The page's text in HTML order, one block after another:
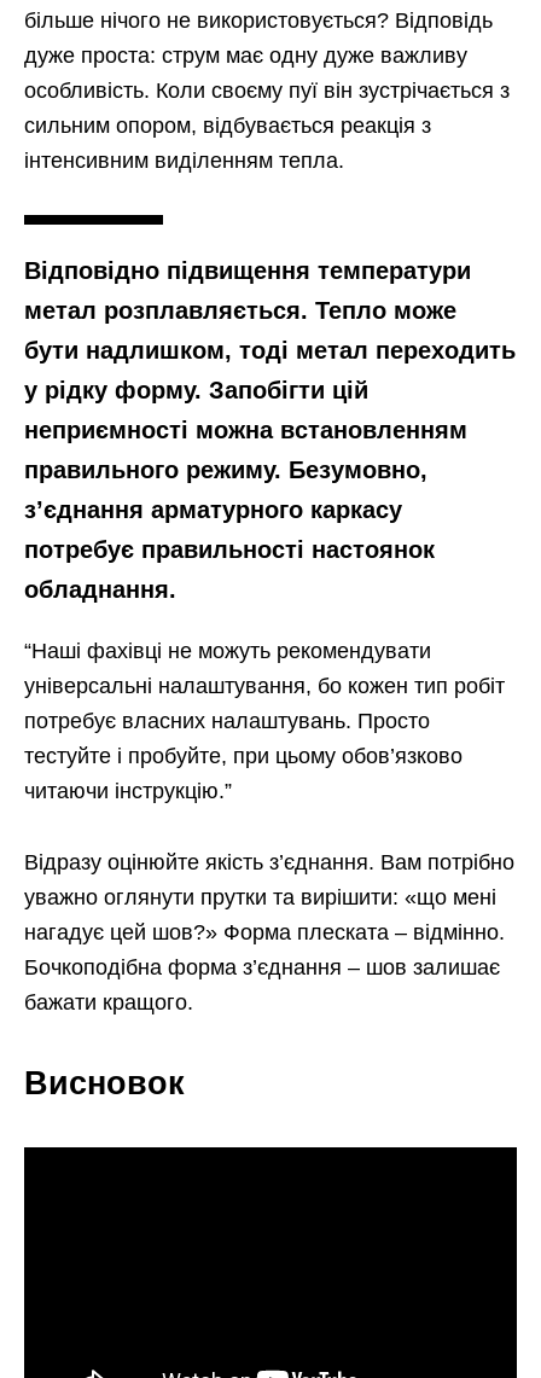
більше нічого не використовується? Відповідь
дуже проста: струм має одну дуже важливу
особливість. Коли своєму пуї він зустрічається з
сильним опором, відбувається реакція з
інтенсивним виділенням тепла.
Відповідно підвищення температури
метал розплавляється. Тепло може
бути надлишком, тоді метал переходить
у рідку форму. Запобігти цій
неприємності можна встановленням
правильного режиму. Безумовно,
з’єднання арматурного каркасу
потребує правильності настоянок
обладнання.
“Наші фахівці не можуть рекомендувати
універсальні налаштування, бо кожен тип робіт
потребує власних налаштувань. Просто
тестуйте і пробуйте, при цьому обов’язково
читаючи інструкцію.”
Відразу оцінюйте якість з’єднання. Вам потрібно
уважно оглянути прутки та вирішити: «що мені
нагадує цей шов?» Форма плеската – відмінно.
Бочкоподібна форма з’єднання – шов залишає
бажати кращого.
Висновок